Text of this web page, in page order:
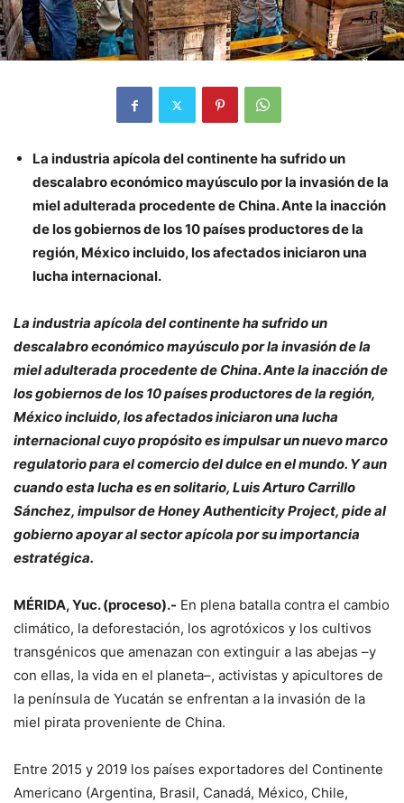
La industria apícola del continente ha sufrido un
descalabro económico mayúsculo por la invasión de la
miel adulterada procedente de China. Ante la inacción
de los gobiernos de los 10 países productores de la
región, México incluido, los afectados iniciaron una
lucha internacional.
La industria apícola del continente ha sufrido un
descalabro económico mayúsculo por la invasión de la
miel adulterada procedente de China. Ante la inacción de
los gobiernos de los 10 países productores de la región,
México incluido, los afectados iniciaron una lucha
internacional cuyo propósito es impulsar un nuevo marco
regulatorio para el comercio del dulce en el mundo. Y aun
cuando esta lucha es en solitario, Luis Arturo Carrillo
Sánchez, impulsor de Honey Authenticity Project, pide al
gobierno apoyar al sector apícola por su importancia
estratégica.
MÉRIDA, Yuc. (proceso).- En plena batalla contra el cambio
climático, la deforestación, los agrotóxicos y los cultivos
transgénicos que amenazan con extinguir a las abejas –y
con ellas, la vida en el planeta–, activistas y apicultores de
la península de Yucatán se enfrentan a la invasión de la
miel pirata proveniente de China.
Entre 2015 y 2019 los países exportadores del Continente
Americano (Argentina, Brasil, Canadá, México, Chile,